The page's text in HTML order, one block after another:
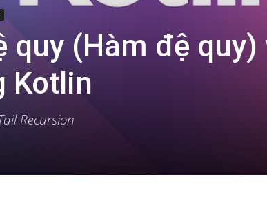
quy (Hàm đệ quy)
Kotlin
Recursion